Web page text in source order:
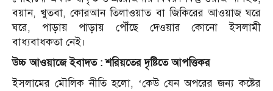
বয়ান, খুতবা, কোরআন তিলাওয়াত বা জিকিরের আওয়াজ ঘরে
ঘরে, পাড়ায় পাড়ায় পৌঁছে দেওয়ার কোনো ইসলামী
বাধ্যবাধকতা নেই।
উচ্চ আওয়াজে ইবাদত : শরিয়তের দৃষ্টিতে আপত্তিকর
ইসলামের মৌলিক নীতি হলো, ‘কেউ যেন অপরের জন্য কষ্টের